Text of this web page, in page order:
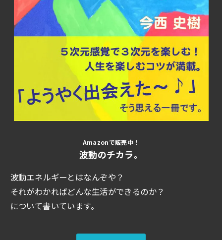
Amazonで販売中！
波動のチカラ。
波動エネルギーとはなんぞや？
それがわかればどんな生活ができるのか？
について書いています。